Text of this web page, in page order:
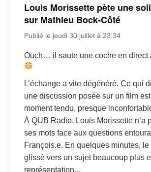
Louis Morissette pète une
sur Mathieu Bock-Côté
Publié le jeudi 30 juillet à 23:34
Ouch… il saute une coche en direct
L’échange a vite dégénéré. Ce qui
une discussion posée sur un film
moment tendu, presque
À QUB Radio, Louis Morissette n’a
ses mots face aux questions
François.e. En quelques minutes, le
glissé vers un sujet beaucoup plus
représentation...